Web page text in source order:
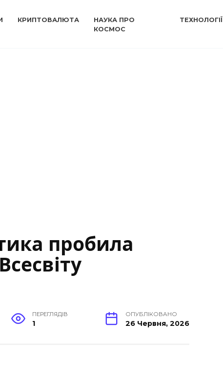
КРИПТОВАЛЮТА
НАУКА ПРО
КОСМОС
ТЕХНОЛОГІЇ
пробила
ПЕРЕГЛЯДІВ
1
ОПУБЛІКОВАНО
26 Червня, 2026